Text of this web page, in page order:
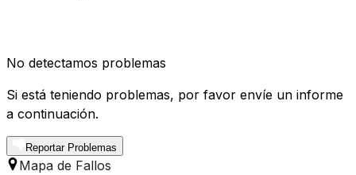
No detectamos problemas
Si está teniendo problemas, por favor envíe un informe
a continuación.
Reportar Problemas
Mapa de Fallos